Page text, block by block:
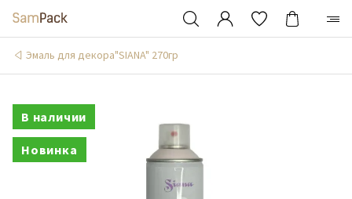
Эмаль для декора"SIANA" 270гр
В наличии
Новинка